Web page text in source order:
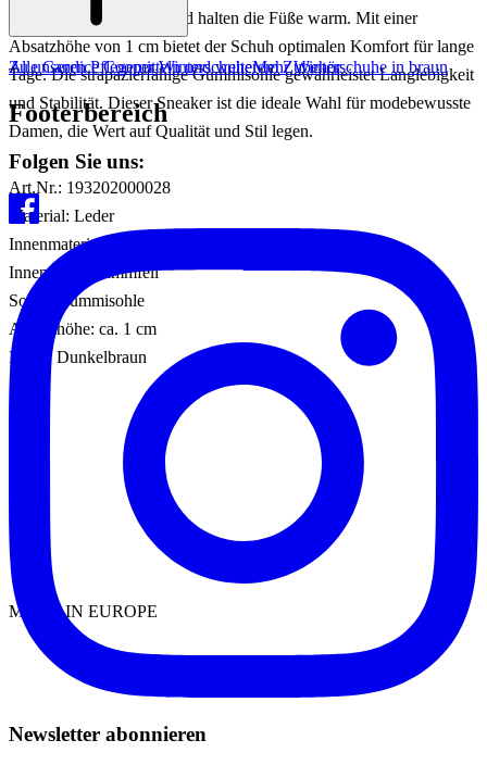
angenehmes Fußklima und halten die Füße warm. Mit einer
Absatzhöhe von 1 cm bietet der Schuh optimalen Komfort für lange
Tage. Die strapazierfähige Gummisohle gewährleistet Langlebigkeit
und Stabilität. Dieser Sneaker ist die ideale Wahl für modebewusste
Damen, die Wert auf Qualität und Stil legen.
Art.Nr.: 193202000028
Material: Leder
Innenmaterial: Lammfell
Innensohle: Lammfell
Sohle: Gummisohle
Absatzhöhe: ca. 1 cm
Farbe: Dunkelbraun
MADE IN EUROPE
Zu unseren Pflegemitteln und weiterem Zubehör
Alle Candice Cooper WinterschuheMehr Winterschuhe in braun
Footerbereich
Folgen Sie uns:
Newsletter abonnieren